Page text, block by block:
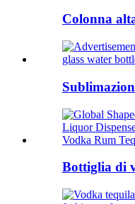
Colonna
Bottiglia di